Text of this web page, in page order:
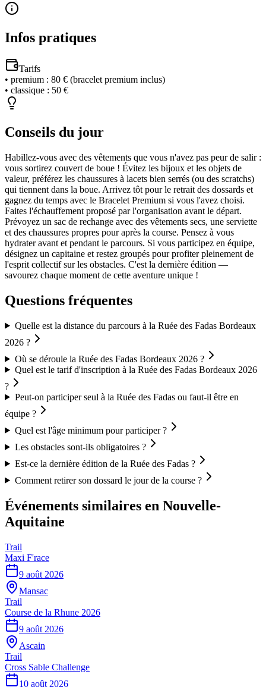
Infos pratiques
Tarifs
• premium : 80 € (bracelet premium inclus)
• classique : 50 €
Conseils du jour
Habillez-vous avec des vêtements que vous n'avez pas peur de salir :
vous sortirez couvert de boue ! Évitez les bijoux et les objets de
valeur, préférez les chaussures à lacets bien serrés (ou des scratchs)
qui tiennent dans la boue. Arrivez tôt pour le retrait des dossards et
gagnez du temps avec le Bracelet Premium si vous l'avez choisi.
Faites l'échauffement proposé par l'organisation avant le départ.
Prévoyez un sac de rechange avec des vêtements secs, une serviette
et des chaussures propres pour après la course. Pensez à vous
hydrater avant et pendant le parcours. Si vous participez en équipe,
désignez un capitaine et restez groupés pour profiter pleinement de
l'esprit collectif sur les obstacles. C'est la dernière édition —
savourez chaque moment de cette aventure unique !
Questions fréquentes
Quelle est la distance du parcours à la Ruée des Fadas Bordeaux
2026 ?
Où se déroule la Ruée des Fadas Bordeaux 2026 ?
Quel est le tarif d'inscription à la Ruée des Fadas Bordeaux 2026
?
Peut-on participer seul à la Ruée des Fadas ou faut-il être en
équipe ?
Quel est l'âge minimum pour participer ?
Les obstacles sont-ils obligatoires ?
Est-ce la dernière édition de la Ruée des Fadas ?
Comment retirer son dossard le jour de la course ?
Événements similaires en Nouvelle-
Aquitaine
Trail
Maxi F'race
9 août 2026
Mansac
Trail
Course de la Rhune 2026
9 août 2026
Ascain
Trail
Cross Sable Challenge
10 août 2026